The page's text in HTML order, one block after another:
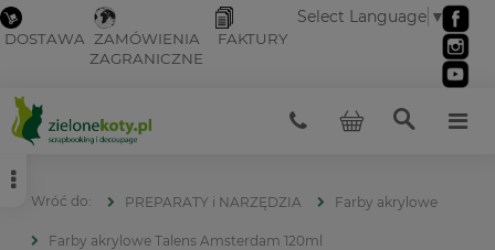
DOSTAWA ZAMÓWIENIA
ZAGRANICZNE
FAKTURY
Select Language ▼
PREPARATY i NARZĘDZIA Farby akrylowe
Farby akrylowe Talens Amsterdam 120ml